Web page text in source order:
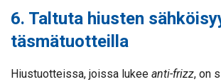
6. Taltuta hiusten
täsmätuotteilla
Hiustuotteissa, joissa lukee anti-frizz, on